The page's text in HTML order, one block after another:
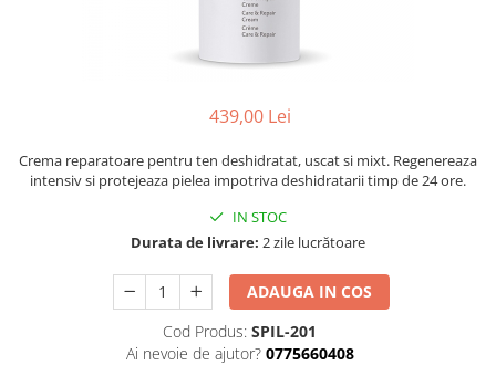
439,00 Lei
Crema reparatoare pentru ten deshidratat, uscat si mixt. Regenereaza
intensiv si protejeaza pielea impotriva deshidratarii timp de 24 ore.
IN STOC
Durata de livrare: 2 zile lucrătoare
ADAUGA IN COS
Cod Produs: SPIL-201
Ai nevoie de ajutor? 0775660408